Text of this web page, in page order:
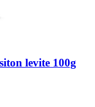
levite 100g